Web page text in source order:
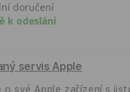
Air
Dviced
Case
–
doručení
k odeslání
servis Apple
o své Apple zařízení s